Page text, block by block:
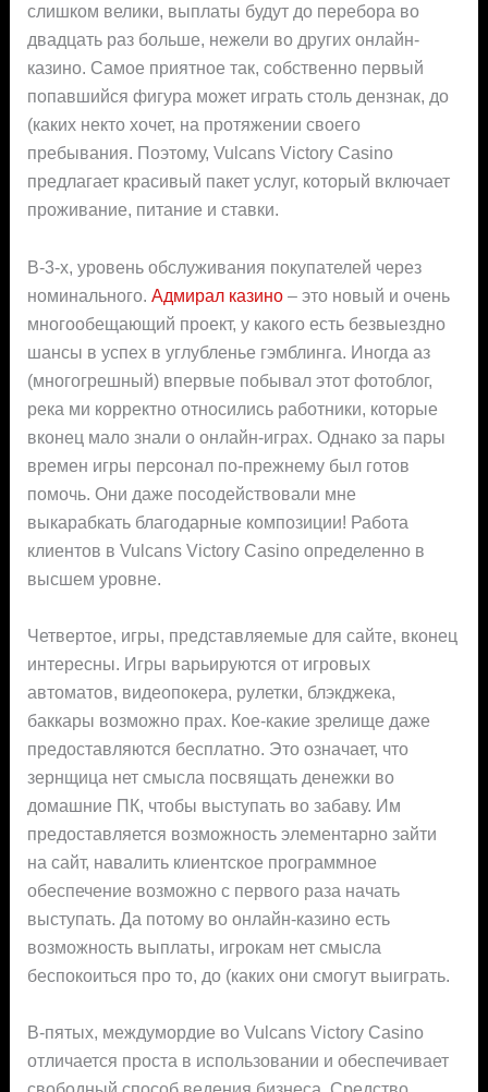
слишком велики, выплаты будут до перебора во
двадцать раз больше, нежели во других онлайн-
казино. Самое приятное так, собственно первый
попавшийся фигура может играть столь дензнак, до
(каких некто хочет, на протяжении своего
пребывания. Поэтому, Vulcans Victory Casino
предлагает красивый пакет услуг, который включает
проживание, питание и ставки.
В-3-х, уровень обслуживания покупателей через
номинального.Адмирал казино – это новый и очень
многообещающий проект, у какого есть безвыездно
шансы в успех в углубленье гэмблинга. Иногда аз
(многогрешный) впервые побывал этот фотоблог,
река ми корректно относились работники, которые
вконец мало знали о онлайн-играх. Однако за пары
времен игры персонал по-прежнему был готов
помочь. Они даже посодействовали мне
выкарабкать благодарные композиции! Работа
клиентов в Vulcans Victory Casino определенно в
высшем уровне.
Четвертое, игры, представляемые для сайте, вконец
интересны. Игры варьируются от игровых
автоматов, видеопокера, рулетки, блэкджека,
баккары возможно прах. Кое-какие зрелище даже
предоставляются бесплатно. Это означает, что
зернщица нет смысла посвящать денежки во
домашние ПК, чтобы выступать во забаву. Им
предоставляется возможность элементарно зайти
на сайт, навалить клиентское программное
обеспечение возможно с первого раза начать
выступать. Да потому во онлайн-казино есть
возможность выплаты, игрокам нет смысла
беспокоиться про то, до (каких они смогут выиграть.
В-пятых, междумордие во Vulcans Victory Casino
отличается проста в использовании и обеспечивает